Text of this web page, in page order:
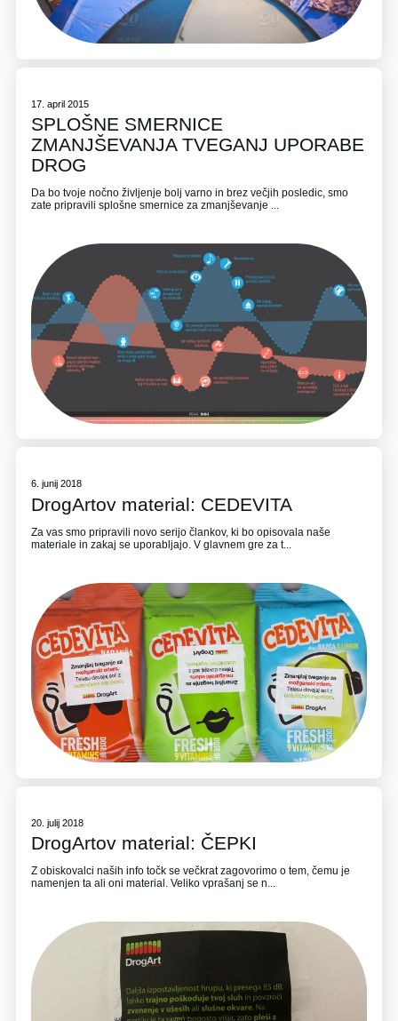
17. april 2015
SPLOŠNE SMERNICE
ZMANJŠEVANJA TVEGANJ UPORABE
DROG
Da bo tvoje nočno življenje bolj varno in brez večjih posledic, smo
zate pripravili splošne smernice za zmanjševanje ...
6. junij 2018
DrogArtov material: CEDEVITA
Za vas smo pripravili novo serijo člankov, ki bo opisovala naše
materiale in zakaj se uporabljajo. V glavnem gre za t...
20. julij 2018
DrogArtov material: ČEPKI
Z obiskovalci naših info točk se večkrat zagovorimo o tem, čemu je
namenjen ta ali oni material. Veliko vprašanj se n...